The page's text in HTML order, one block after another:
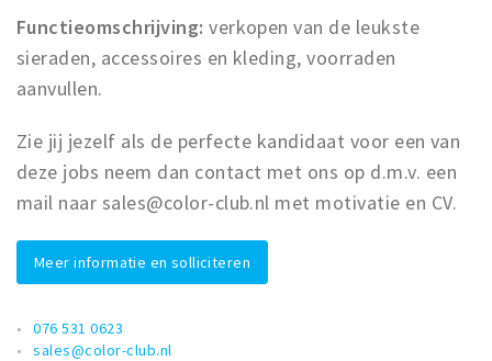
Functieomschrijving:verkopen van de leukste
sieraden, accessoires en kleding, voorraden
aanvullen.
Zie jij jezelf als de perfecte kandidaat voor een van
deze jobs neem dan contact met ons op d.m.v. een
mail naar sales@color-club.nl met motivatie en CV.
Meer informatie en solliciteren
076 531 0623
sales@color-club.nl